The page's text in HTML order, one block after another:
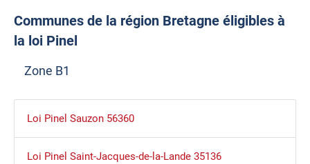
Communes de la région Bretagne éligibles à
la loi Pinel
Zone B1
Loi Pinel Sauzon 56360
Loi Pinel Saint-Jacques-de-la-Lande 35136